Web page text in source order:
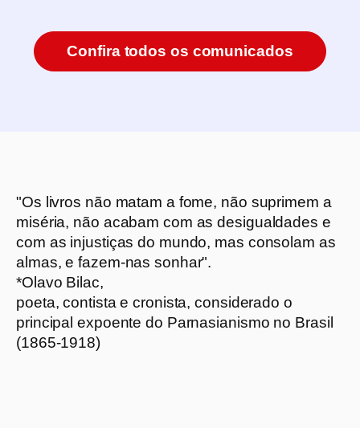
Confira todos os comunicados
"Os livros não matam a fome, não suprimem a
miséria, não acabam com as desigualdades e
com as injustiças do mundo, mas consolam as
almas, e fazem-nas sonhar".
*Olavo Bilac,
poeta, contista e cronista, considerado o
principal expoente do Parnasianismo no Brasil
(1865-1918)